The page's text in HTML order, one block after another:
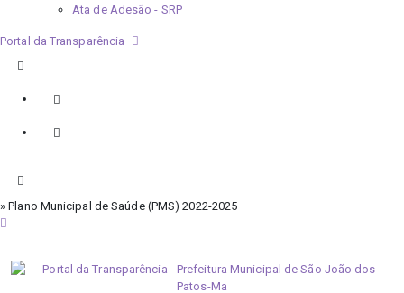
Ata de Adesão - SRP
Portal da Transparência
» Plano Municipal de Saúde (PMS) 2022-2025